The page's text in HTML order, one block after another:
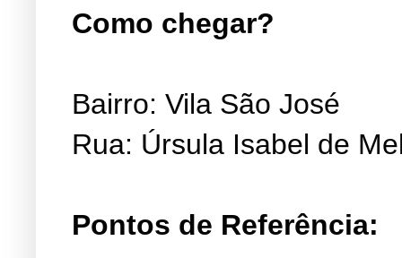
Como chegar?
Bairro: Vila São José
Rua: Úrsula Isabel de
Pontos de Referência: